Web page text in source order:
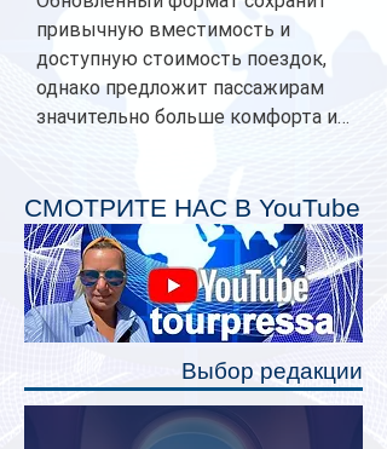
привычную вместимость и
доступную стоимость поездок,
однако предложит пассажирам
значительно больше комфорта и
планируется начать в 2027 году.
Одним из главных нововведений
станут индивидуальные шторки у
каждого спального места. Они
позволят пассажирам закрыть свою
полку во время сна или отдыха,
СМОТРИТЕ НАС В YouTube
Выбор редакции